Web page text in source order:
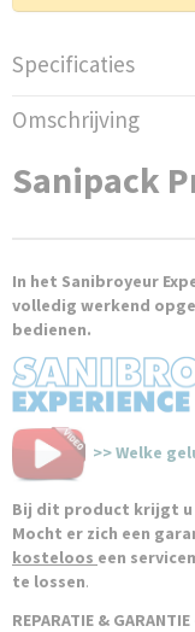
Specificaties
EAN code
3308815 07407
Productcode leverancier
005050
Omschrijving
Sanipack
In het Sanibroyeur
volledig werkend
bedienen.
>> Welke
Bij dit product krijgt
Mocht er zich een
kosteloos een
te lossen.
REPARATIE & GARANTIE